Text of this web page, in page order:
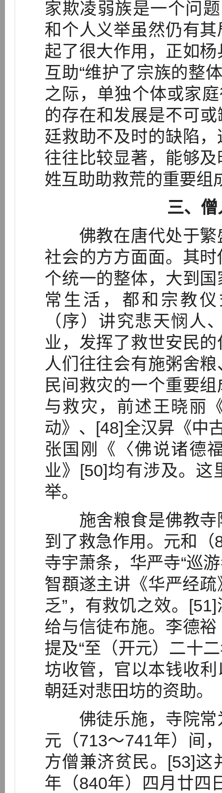
家欺凌弱族是一个问
和个人义举虽然仍有
起了很大作用，正如
互助“维护了宗族的整
之际，单独个体或家
的存在和发展是不可
廷救助不及时的缺陷
往往比较显著，能够
姓互助助救荒的重要组
三、
佛教在唐代处于繁
社会的方方面面。其
个统一的整体，大到
常生活，都和宗教
（序）讲究悲天悯人
业，发挥了救世安民
人们往往会有施粥舍
民间救灾的一个重要
与救灾，前述王晓丽
动》、[48]全汉昇《中
张国刚《〈佛说诸德
业》[50]均有涉及。这
举。
施舍粮食是佛教寺
到了救急作用。元和
寺宇萧条，华严寺“巡
智頵遂主讲《华严经疏
乏”，有救饥之效。
给与信徒布施。李德
提及“至（开元）二十
坊收管，官以本钱收
朝廷对悲田坊的资助。
佛徒乐施，寺院常
元（713～741年）间
方僧兼济贫民。[53]这
年（840年）四月廿四